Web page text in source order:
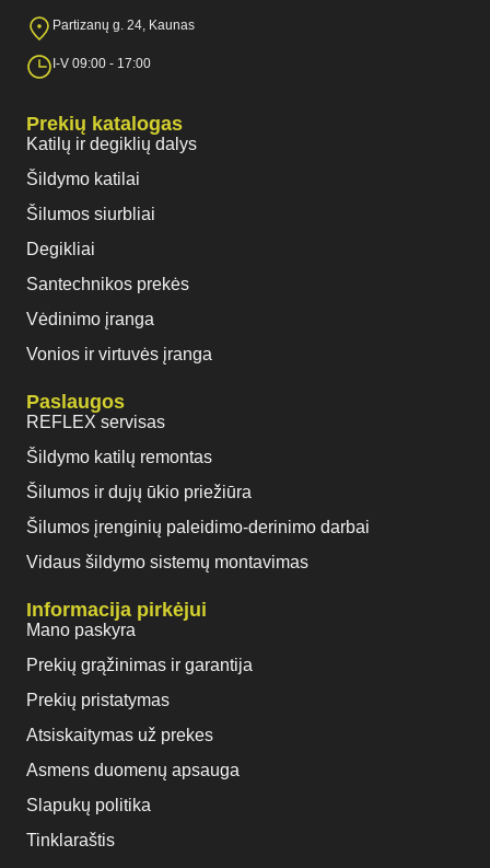
Partizanų g. 24, Kaunas
I-V 09:00 - 17:00
Prekių katalogas
Katilų ir degiklių dalys
Šildymo katilai
Šilumos siurbliai
Degikliai
Santechnikos prekės
Vėdinimo įranga
Vonios ir virtuvės įranga
Paslaugos
REFLEX servisas
Šildymo katilų remontas
Šilumos ir dujų ūkio priežiūra
Šilumos įrenginių paleidimo-derinimo darbai
Vidaus šildymo sistemų montavimas
Informacija pirkėjui
Mano paskyra
Prekių grąžinimas ir garantija
Prekių pristatymas
Atsiskaitymas už prekes
Asmens duomenų apsauga
Slapukų politika
Tinklaraštis